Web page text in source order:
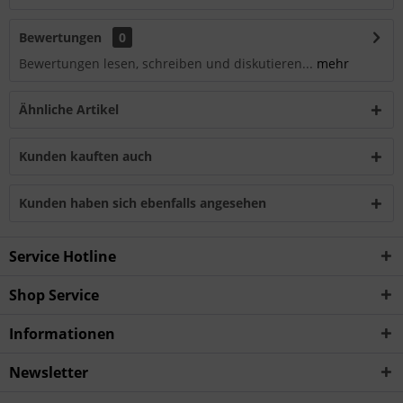
Bewertungen
0
Bewertungen lesen, schreiben und diskutieren... mehr
Ähnliche Artikel
Kunden kauften auch
Kunden haben sich ebenfalls angesehen
Service Hotline
Shop Service
Informationen
Newsletter